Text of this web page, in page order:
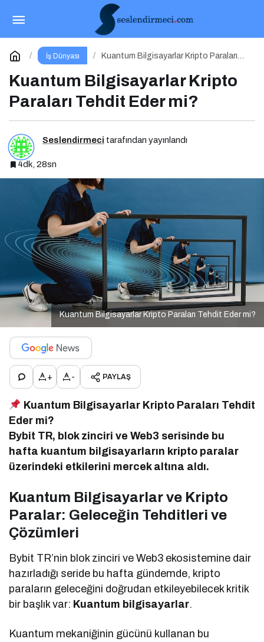
İş Dünyası
Kuantum Bilgisayarlar Kripto Paraları
Kuantum Bilgisayarlar Kripto
Paraları Tehdit Eder mi?
Seslendirmeci tarafından yayınlandı
4dk, 28sn
Kuantum Bilgisayarlar Kripto Paraları Tehdit Eder mi?
+ - PAYLAŞ
Kuantum Bilgisayarlar Kripto Paraları Tehdit
Eder mi?
Bybit TR, blok zinciri ve Web3 serisinde bu
hafta kuantum bilgisayarların kripto paralar
üzerindeki etkilerini mercek altına aldı.
Kuantum Bilgisayarlar ve Kripto
Paralar: Geleceğin Tehditleri ve
Çözümleri
Bybit TR’nin blok zinciri ve Web3 ekosistemine dair
hazırladığı seride bu hafta gündemde, kripto
paraların geleceğini doğrudan etkileyebilecek kritik
bir başlık var: Kuantum bilgisayarlar.
Kuantum mekaniğinin gücünü kullanan bu
Çok Taraflı Hesaplama (MPC) Nedir?
Yorum Yap